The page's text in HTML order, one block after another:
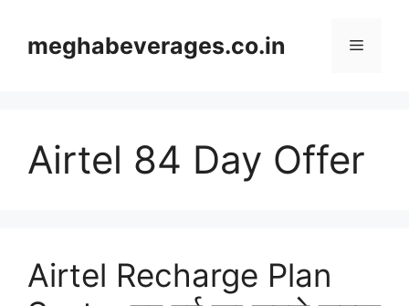
contentmeghabeverages.co.in Menu
Airtel 84 Day Offer
Airtel Recharge Plan